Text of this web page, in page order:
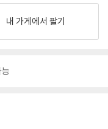
내 가게에서 팔기